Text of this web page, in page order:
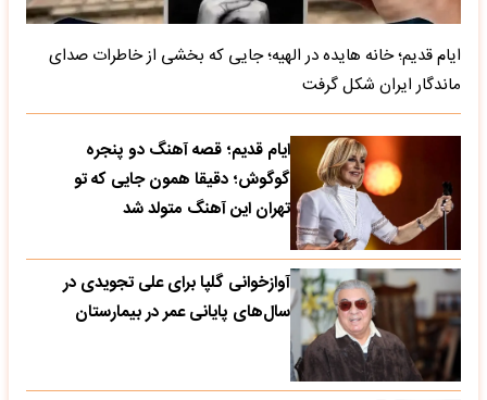
ایام قدیم؛ خانه هایده در الهیه؛ جایی که بخشی از خاطرات صدای
ماندگار ایران شکل گرفت
ایام قدیم؛ قصه آهنگ دو پنجره
گوگوش؛ دقیقا همون جایی که تو
تهران این آهنگ متولد شد
آوازخوانی گلپا برای علی تجویدی در
سال‌های پایانی عمر در بیمارستان